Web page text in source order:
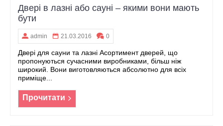
Двері в лазні або сауні – якими вони мають
бути
admin 21.03.2016 0
Двері для сауни та лазні Асортимент дверей, що
пропонуються сучасними виробниками, більш ніж
широкий. Вони виготовляються абсолютно для всіх
приміще...
Прочитати